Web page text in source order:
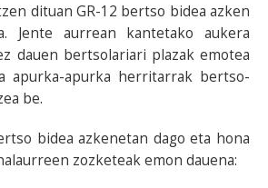
dituan GR-12 bertso bidea azken
Jente aurrean kantetako aukera
dauen bertsolariari plazak emotea
apurka-apurka herritarrak bertso-
be.
bidea azkenetan dago eta hona
zozketeak emon dauena: